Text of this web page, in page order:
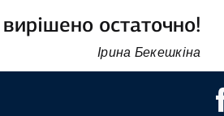
остаточно!
Ірина Бекешкіна